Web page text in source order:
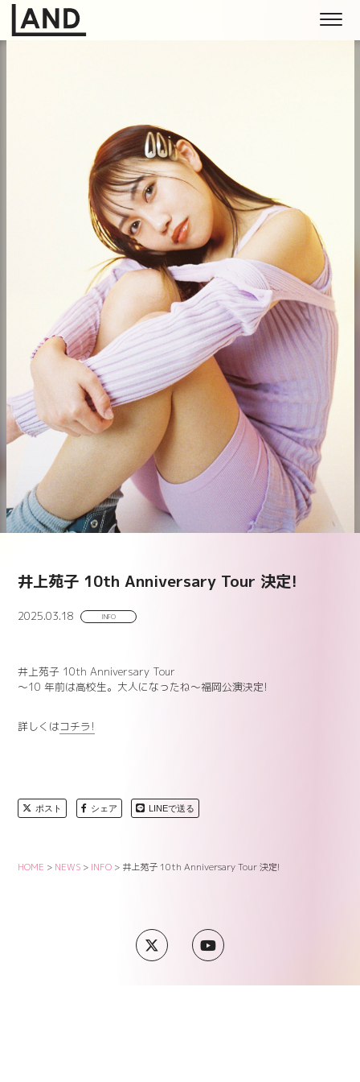
井上苑子 10th Anniversary Tour 決定!
2025.03.18 INFO
井上苑子 10th Anniversary Tour
〜10 年前は高校生。大人になったね〜福岡公演決定!
詳しくはコチラ!
ポスト シェア LINEで送る
HOME > NEWS > INFO > 井上苑子 10th Anniversary Tour 決定!